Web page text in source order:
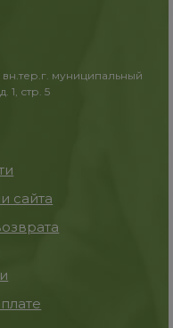
муниципальный
1, стр. 5
сайта